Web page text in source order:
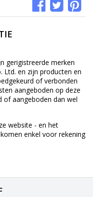
gerigistreerde merken
Ltd. en zijn producten en
of verbonden
aangeboden op deze
of aangeboden dan wel
website - en het
enkel voor rekening